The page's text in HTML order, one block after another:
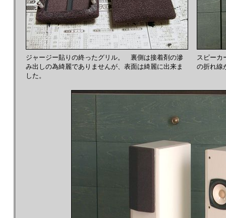
ジャージー貼りの終ったグリル。 裏側は接着剤の滲
み出しの為綺麗でありませんが、表面は綺麗に出来ま
した。
スピー
の折れ線